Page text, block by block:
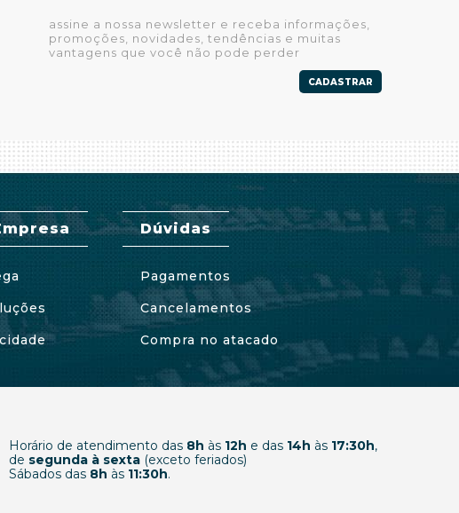
assine a nossa newsletter e receba informações,
promoções, novidades, tendências e muitas
vantagens que você não pode perder
CADASTRAR
Dúvidas
Pagamentos
Cancelamentos
Compra no atacado
Horário de atendimento das 8h às 12h e das 14h às 17:30h,
de segunda à sexta (exceto feriados)
Sábados das 8h às 11:30h.